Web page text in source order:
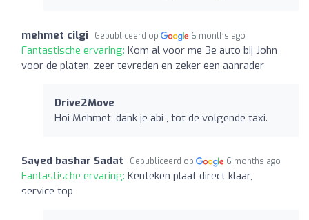
mehmet cilgi Gepubliceerd op 6 months ago
Fantastische ervaring: Kom al voor me 3e auto bij John
voor de platen, zeer tevreden en zeker een aanrader
Drive2Move
Hoi Mehmet, dank je abi , tot de volgende taxi.
Sayed bashar Sadat Gepubliceerd op 6 months ago
Fantastische ervaring: Kenteken plaat direct klaar,
service top